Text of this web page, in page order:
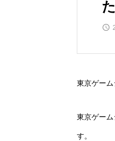
た
東京ゲーム
東京ゲー
す。